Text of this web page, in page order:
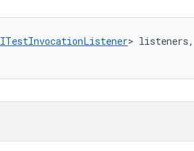
ITestInvocationListener> listeners,